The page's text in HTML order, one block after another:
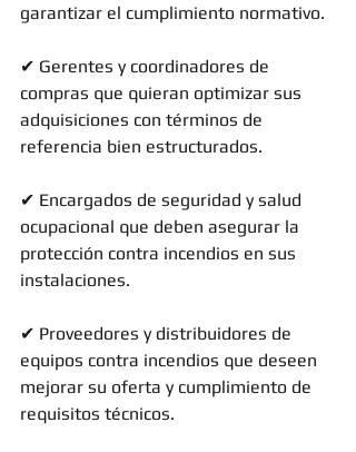
garantizar el cumplimiento normativo.
✔ Gerentes y coordinadores de
compras que quieran optimizar sus
adquisiciones con términos de
referencia bien estructurados.
✔ Encargados de seguridad y salud
ocupacional que deben asegurar la
protección contra incendios en sus
instalaciones.
✔ Proveedores y distribuidores de
equipos contra incendios que deseen
mejorar su oferta y cumplimiento de
requisitos técnicos.